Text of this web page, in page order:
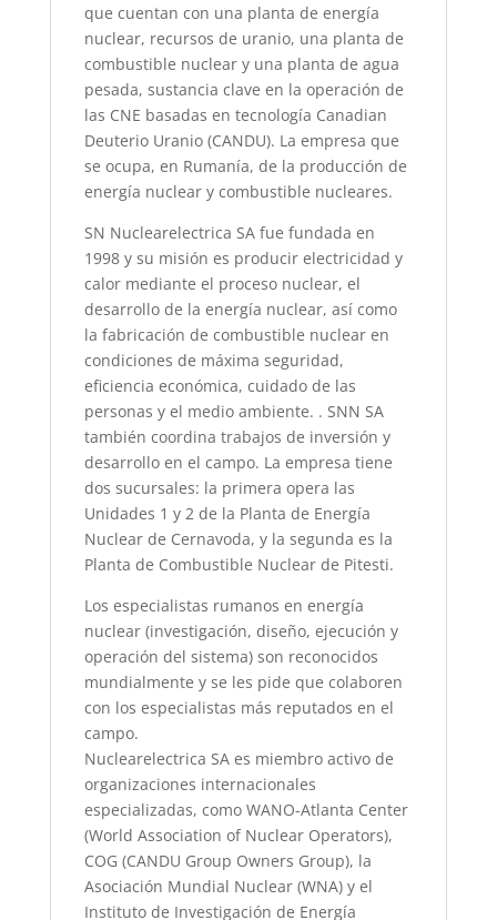
que cuentan con una planta de energía
nuclear, recursos de uranio, una planta de
combustible nuclear y una planta de agua
pesada, sustancia clave en la operación de
las CNE basadas en tecnología Canadian
Deuterio Uranio (CANDU). La empresa que
se ocupa, en Rumanía, de la producción de
energía nuclear y combustible nucleares.
SN Nuclearelectrica SA fue fundada en
1998 y su misión es producir electricidad y
calor mediante el proceso nuclear, el
desarrollo de la energía nuclear, así como
la fabricación de combustible nuclear en
condiciones de máxima seguridad,
eficiencia económica, cuidado de las
personas y el medio ambiente. . SNN SA
también coordina trabajos de inversión y
desarrollo en el campo. La empresa tiene
dos sucursales: la primera opera las
Unidades 1 y 2 de la Planta de Energía
Nuclear de Cernavoda, y la segunda es la
Planta de Combustible Nuclear de Pitesti.
Los especialistas rumanos en energía
nuclear (investigación, diseño, ejecución y
operación del sistema) son reconocidos
mundialmente y se les pide que colaboren
con los especialistas más reputados en el
campo.
Nuclearelectrica SA es miembro activo de
organizaciones internacionales
especializadas, como WANO-Atlanta Center
(World Association of Nuclear Operators),
COG (CANDU Group Owners Group), la
Asociación Mundial Nuclear (WNA) y el
Instituto de Investigación de Energía